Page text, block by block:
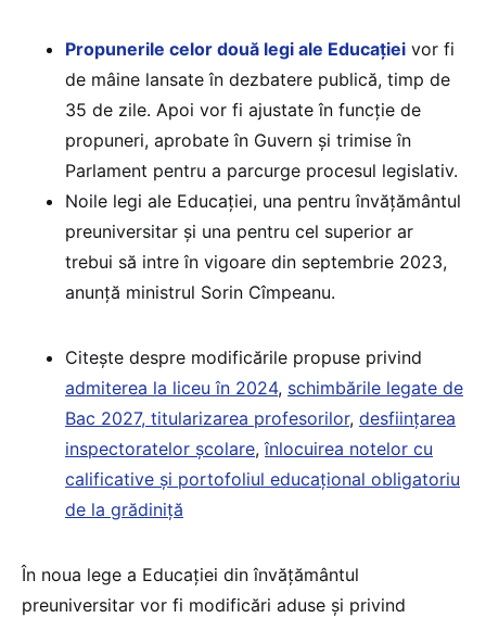
Propunerile celor două legi ale Educației vor fi
de mâine lansate în dezbatere publică, timp de
35 de zile. Apoi vor fi ajustate în funcție de
propuneri, aprobate în Guvern și trimise în
Parlament pentru a parcurge procesul legislativ.
Noile legi ale Educației, una pentru învățământul
preuniversitar și una pentru cel superior ar
trebui să intre în vigoare din septembrie 2023,
anunță ministrul Sorin Cîmpeanu.
Citește despre modificările propuse privind
admiterea la liceu în 2024, schimbările legate de
Bac 2027, titularizarea profesorilor, desființarea
inspectoratelor școlare,înlocuirea notelor cu
calificative și portofoliul educațional obligatoriu
de la grădiniță
În noua lege a Educației din învățământul
preuniversitar vor fi modificări aduse și privind